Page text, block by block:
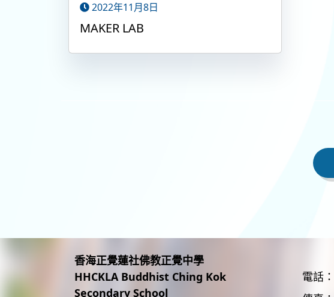
2022年11月8日
MAKER LAB
香海正覺蓮社佛教正覺中學
HHCKLA Buddhist Ching Kok
Secondary School
電話：